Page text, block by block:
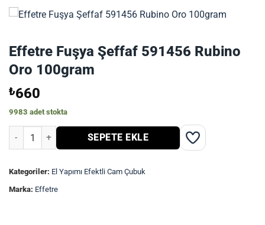
Effetre Fuşya Şeffaf 591456 Rubino
Oro 100gram
₺660
9983 adet stokta
Effetre Fuşya Şeffaf 591456 Rubino Oro 100gram adet
SEPETE EKLE
Kategoriler: El Yapımı Efektli Cam Çubuk
Marka: Effetre